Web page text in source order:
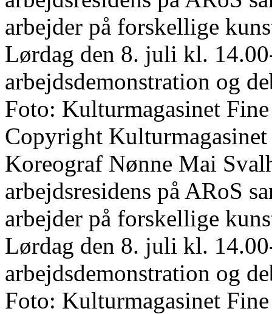
arbejder på forskellige
Lørdag den 8. juli kl.
arbejdsdemonstration og
Foto: Kulturmagasinet
Copyright
Koreograf Nønne Mai
arbejdsresidens på ARoS
arbejder på forskellige
Lørdag den 8. juli kl.
arbejdsdemonstration og
Foto: Kulturmagasinet